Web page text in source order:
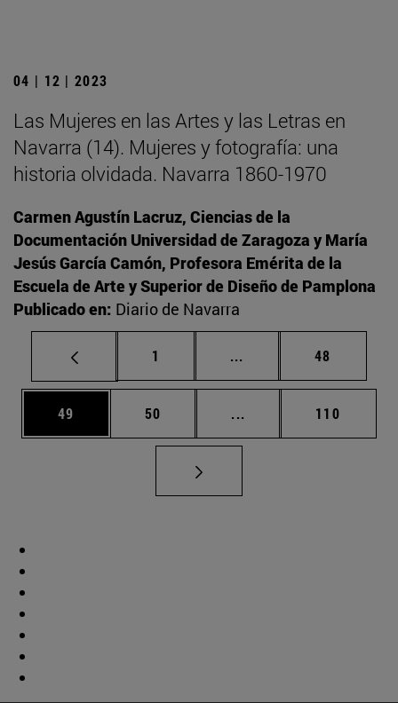
04 | 12 | 2023
Las Mujeres en las Artes y las Letras en
Navarra (14). Mujeres y fotografía: una
historia olvidada. Navarra 1860-1970
Carmen Agustín Lacruz, Ciencias de la
Documentación Universidad de Zaragoza y María
Jesús García Camón, Profesora Emérita de la
Escuela de Arte y Superior de Diseño de Pamplona
Publicado en: Diario de Navarra
Página
1 ... Páginas intermedias
Página
48
Página
49 Página
50 ... Páginas intermedias
Página
110